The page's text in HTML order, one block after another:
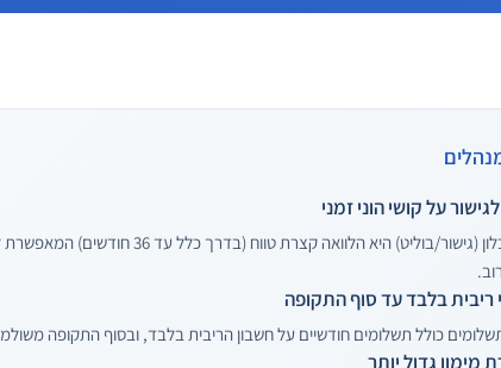
על קושי הוני זמני
הלוואת בלון (גישור/בוליט) היא
ריבית בלבד עד סוף התקופה
כולל תשלומים חודשיים על חשבון הריבית בלבד, ובסוף התקופה
גדול יותר